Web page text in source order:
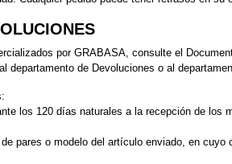
por GRABASA, consulte el
departamento de Devoluciones o al
los 120 días naturales a la recepción de los
pares o modelo del artículo enviado, en cuyo